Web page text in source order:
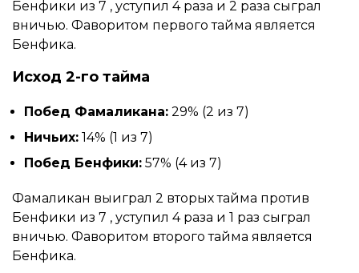
Бенфики из 7 , уступил 4 раза и 2 раза сыграл
вничью. Фаворитом первого тайма является
Бенфика.
Исход 2-го тайма
Побед Фамаликана: 29% (2 из 7)
Ничьих: 14% (1 из 7)
Побед Бенфики: 57% (4 из 7)
Фамаликан выиграл 2 вторых тайма против
Бенфики из 7 , уступил 4 раза и 1 раз сыграл
вничью. Фаворитом второго тайма является
Бенфика.